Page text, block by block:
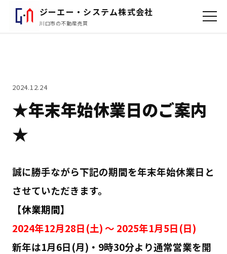
ジーエー・システム株式会社
川口市の不動産売買
2024.12.24
★年末年始休業日のご案内
★
誠に勝手ながら下記の期間を年末年始休業日と
させていただきます。
【休業期間】
2024年12月28日(土) ～ 2025年1月5日(日)
新年は1月6日(月)・9時30分より通常営業を開